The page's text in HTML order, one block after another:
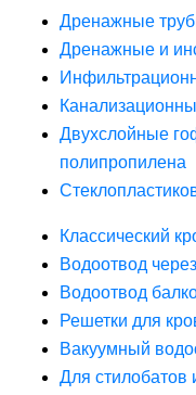
Дренажные
Дренажные и
Двухслойные
полипропилена
Классический
Водоотвод
Водоотвод
Решетки для
Вакуумный
Для стилобатов